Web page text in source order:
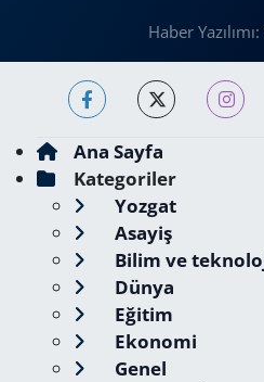
Haber Yazılımı:
Ana Sayfa
Kategoriler
Yozgat
Asayiş
Bilim ve
Dünya
Eğitim
Ekonomi
Genel